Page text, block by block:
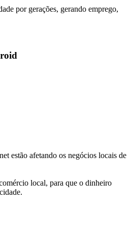
por gerações, gerando emprego,
estão afetando os negócios locais de
local, para que o dinheiro